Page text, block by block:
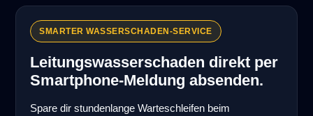
SMARTER WASSERSCHADEN-SERVICE
Leitungswasserschaden direkt per
Smartphone-Meldung absenden.
Spare dir stundenlange Warteschleifen beim